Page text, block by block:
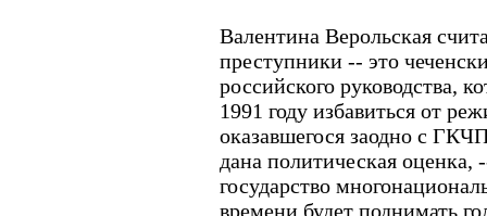
Валентина Верольская
преступники -- это
российского руководства,
1991 году избавиться от
оказавшегося заодно с
дана политическая
государство
времени будет поднимать